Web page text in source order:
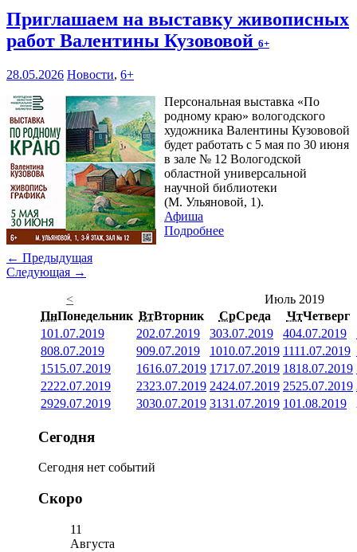
Приглашаем на выставку живописных
работ Валентины Кузововой 6+
28.05.2026 Новости, 6+
Персональная выставка «По
родному краю» вологодского
художника Валентины Кузововой
будет работать с 5 мая по 30 июня
в зале № 12 Вологодской
областной универсальной
научной библиотеки
(М. Ульяновой, 1).
Афиша
Подробнее
← Предыдущая
Следующая →
<
Июль 2019
ПнПонедельник ВтВторник СрСреда ЧтЧетверг
101.07.2019 202.07.2019 303.07.2019 404.07.2019
808.07.2019 909.07.2019 1010.07.2019 1111.07.2019
1515.07.2019 1616.07.2019 1717.07.2019 1818.07.2019
2222.07.2019 2323.07.2019 2424.07.2019 2525.07.2019
2929.07.2019 3030.07.2019 3131.07.2019 101.08.2019
Сегодня
Сегодня нет событий
Скоро
11
Августа